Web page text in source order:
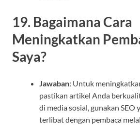
19. Bagaimana Cara
Meningkatkan
Saya?
Jawaban: Untuk
pastikan artikel Anda
di media sosial, gunakan SEO
terlibat dengan pembaca